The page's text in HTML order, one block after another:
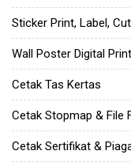
Sticker Print, Label,
Wall Poster Digital
Cetak Tas Kertas
Cetak Stopmap & File
Cetak Sertifikat &